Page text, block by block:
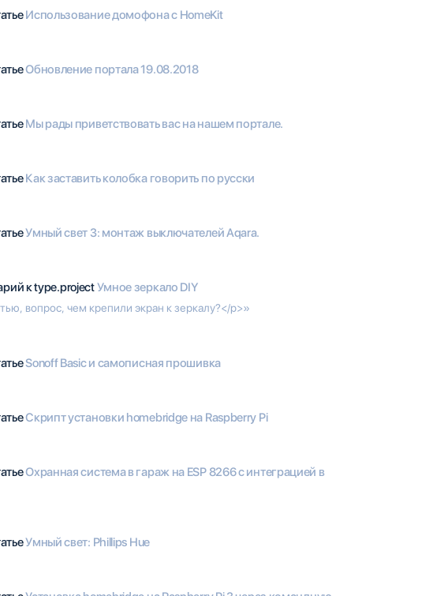
Использование домофона с HomeKit
Обновление портала 19.08.2018
Мы рады приветствовать вас на нашем портале.
Как заставить колобка говорить по русски
Умный свет 3: монтаж выключателей Aqara.
к type.projectУмное зеркало DIY
вопрос, чем крепили экран к зеркалу?</p>»
Sonoff Basic и самописная прошивка
Скрипт установки homebridge на Raspberry Pi
Охранная система в гараж на ESP 8266 с интеграцией в
Умный свет: Phillips Hue